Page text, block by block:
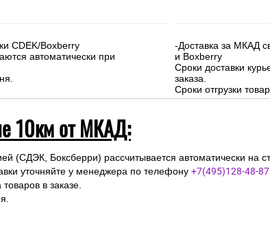
CDEK/Boxberry
автоматически при
-Доставка за МКАД
и Boxberry
Сроки доставки
заказа.
Сроки отгрузки
10км от МКАД:
(СДЭК, Боксберри) рассчитывается автоматически на
уточняйте у менеджера по телефону +7(495)128-48-87
в заказе.